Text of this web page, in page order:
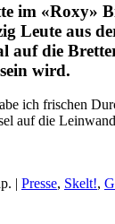
im «Roxy»
Leute aus
auf die
wird.
ich frischen
auf die
| Presse, Skelt!,